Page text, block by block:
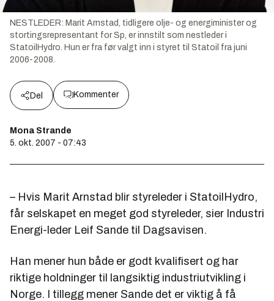
NESTLEDER: Marit Arnstad, tidligere olje- og energiminister og
stortingsrepresentant for Sp, er innstilt som nestleder i
StatoilHydro. Hun er fra før valgt inn i styret til Statoil fra juni
2006-2008.
Del Kommenter
Mona Strande
5. okt. 2007 - 07:43
– Hvis Marit Arnstad blir styreleder i StatoilHydro,
får selskapet en meget god styreleder, sier Industri
Energi-leder Leif Sande til Dagsavisen.
Han mener hun både er godt kvalifisert og har
riktige holdninger til langsiktig industriutvikling i
Norge. I tillegg mener Sande det er viktig å få